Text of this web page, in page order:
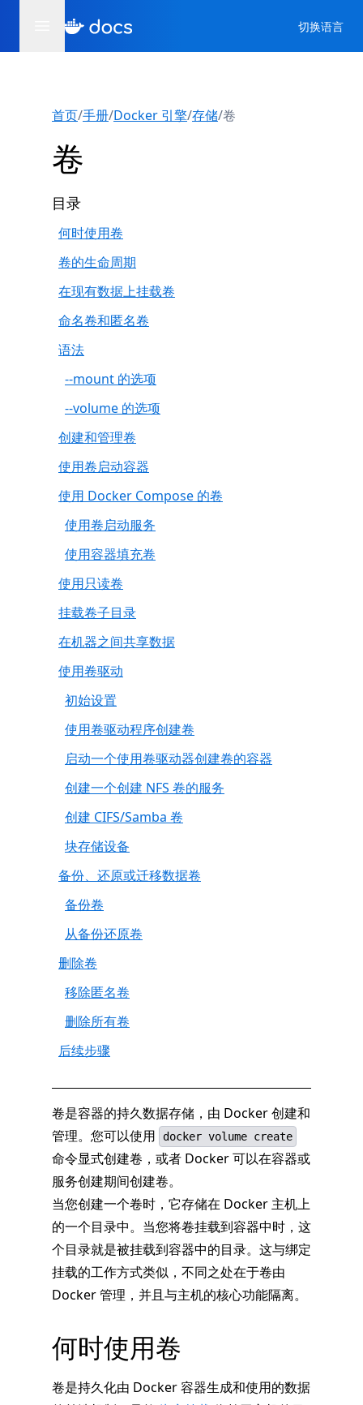
切换语言
首页/手册/Docker 引擎/存储/卷
卷
目录
何时使用卷
卷的生命周期
在现有数据上挂载卷
命名卷和匿名卷
语法
--mount 的选项
--volume 的选项
创建和管理卷
使用卷启动容器
使用 Docker Compose 的卷
使用卷启动服务
使用容器填充卷
使用只读卷
挂载卷子目录
在机器之间共享数据
使用卷驱动
初始设置
使用卷驱动程序创建卷
启动一个使用卷驱动器创建卷的容器
创建一个创建 NFS 卷的服务
创建 CIFS/Samba 卷
块存储设备
备份、还原或迁移数据卷
备份卷
从备份还原卷
删除卷
移除匿名卷
删除所有卷
后续步骤
卷是容器的持久数据存储，由 Docker 创建和
管理。您可以使用
docker volume create
命令显式创建卷，或者 Docker 可以在容器或
服务创建期间创建卷。
当您创建一个卷时，它存储在 Docker 主机上
的一个目录中。当您将卷挂载到容器中时，这
个目录就是被挂载到容器中的目录。这与绑定
挂载的工作方式类似，不同之处在于卷由
Docker 管理，并且与主机的核心功能隔离。
何时使用卷
卷是持久化由 Docker 容器生成和使用的数据